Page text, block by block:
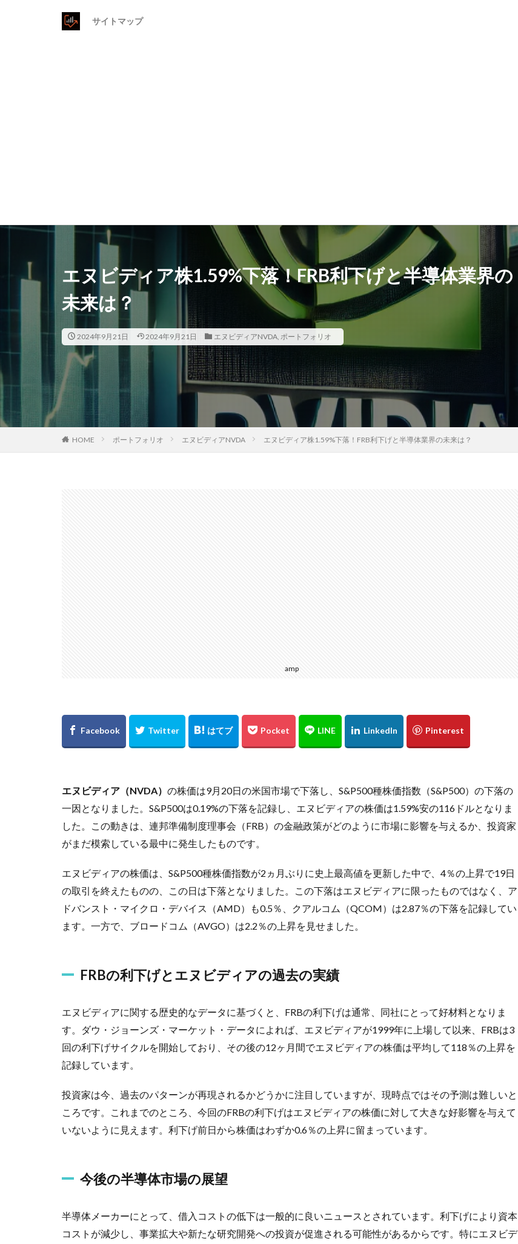
サイトマップ
エヌビディア株1.59%下落！FRB利下げと半導体業界の
未来は？
2024年9月21日 2024年9月21日 エヌビディアNVDA, ポートフォリオ
HOME ポートフォリオ エヌビディアNVDA エヌビディア株1.59%下落！FRB利下げと半導体業界の未来は？
amp
エヌビディア（NVDA） の株価は9月20日の米国市場で下落し、S&P500種株価指数（S&P500）の下落の
一因となりました。S&P500は0.19%の下落を記録し、エヌビディアの株価は1.59%安の116ドルとなりま
した。この動きは、連邦準備制度理事会（FRB）の金融政策がどのように市場に影響を与えるか、投資家
がまだ模索している最中に発生したものです。
エヌビディアの株価は、S&P500種株価指数が2ヵ月ぶりに史上最高値を更新した中で、4％の上昇で19日
の取引を終えたものの、この日は下落となりました。この下落はエヌビディアに限ったものではなく、ア
ドバンスト・マイクロ・デバイス（AMD）も0.5％、クアルコム（QCOM）は2.87％の下落を記録してい
ます。一方で、ブロードコム（AVGO）は2.2％の上昇を見せました。
FRBの利下げとエヌビディアの過去の実績
エヌビディアに関する歴史的なデータに基づくと、FRBの利下げは通常、同社にとって好材料となりま
す。ダウ・ジョーンズ・マーケット・データによれば、エヌビディアが1999年に上場して以来、FRBは3
回の利下げサイクルを開始しており、その後の12ヶ月間でエヌビディアの株価は平均して118％の上昇を
記録しています。
投資家は今、過去のパターンが再現されるかどうかに注目していますが、現時点ではその予測は難しいと
ころです。これまでのところ、今回のFRBの利下げはエヌビディアの株価に対して大きな好影響を与えて
いないように見えます。利下げ前日から株価はわずか0.6％の上昇に留まっています。
今後の半導体市場の展望
半導体メーカーにとって、借入コストの低下は一般的に良いニュースとされています。利下げにより資本
コストが減少し、事業拡大や新たな研究開発への投資が促進される可能性があるからです。特にエヌビデ